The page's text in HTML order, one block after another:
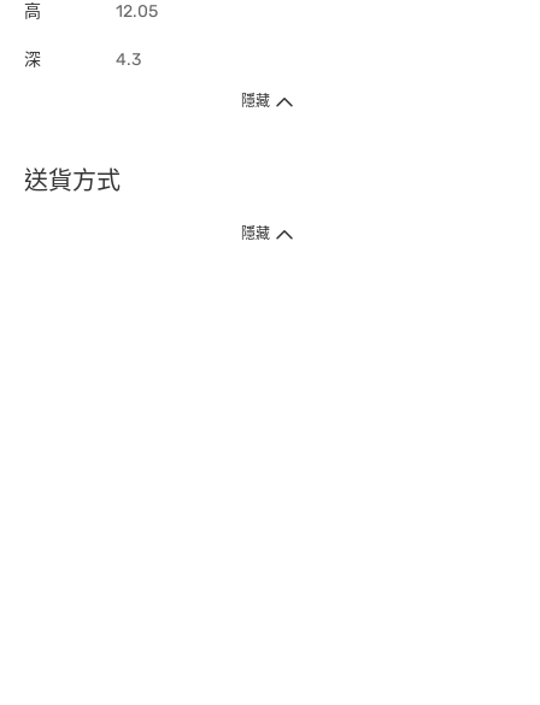
高 12.05
深 4.3
隱藏
送貨方式
1. 送貨到府（受衛生署條例規管產品除外 ）
隱藏